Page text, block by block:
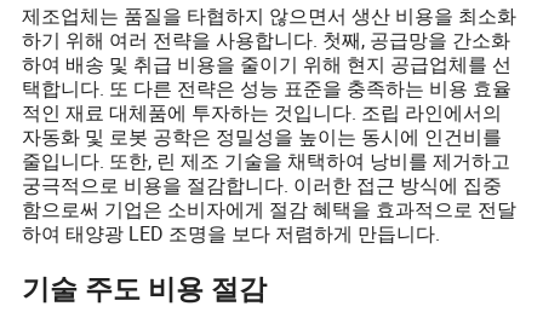
제조업체는 품질을 타협하지 않으면서 생산 비용을 최소화
하기 위해 여러 전략을 사용합니다. 첫째, 공급망을 간소화
하여 배송 및 취급 비용을 줄이기 위해 현지 공급업체를 선
택합니다. 또 다른 전략은 성능 표준을 충족하는 비용 효율
적인 재료 대체품에 투자하는 것입니다. 조립 라인에서의
자동화 및 로봇 공학은 정밀성을 높이는 동시에 인건비를
줄입니다. 또한, 린 제조 기술을 채택하여 낭비를 제거하고
궁극적으로 비용을 절감합니다. 이러한 접근 방식에 집중
함으로써 기업은 소비자에게 절감 혜택을 효과적으로 전달
하여 태양광 LED 조명을 보다 저렴하게 만듭니다.
기술 주도 비용 절감